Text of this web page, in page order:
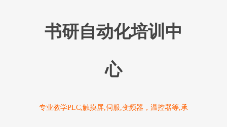
书研自动化培训中
心
专业教学PLC,触摸屏,伺服,变频器，温控器等,承